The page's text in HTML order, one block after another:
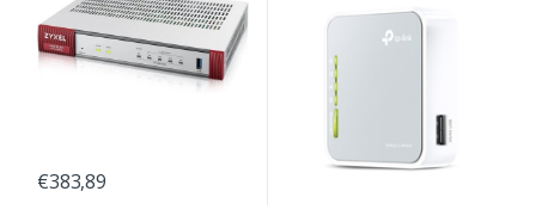
€383,89